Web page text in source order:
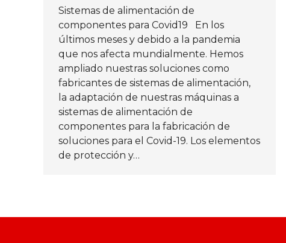
Sistemas de alimentación de
componentes para Covid19 En los
últimos meses y debido a la pandemia
que nos afecta mundialmente. Hemos
ampliado nuestras soluciones como
fabricantes de sistemas de alimentación,
la adaptación de nuestras máquinas a
sistemas de alimentación de
componentes para la fabricación de
soluciones para el Covid-19. Los elementos
de protección y…